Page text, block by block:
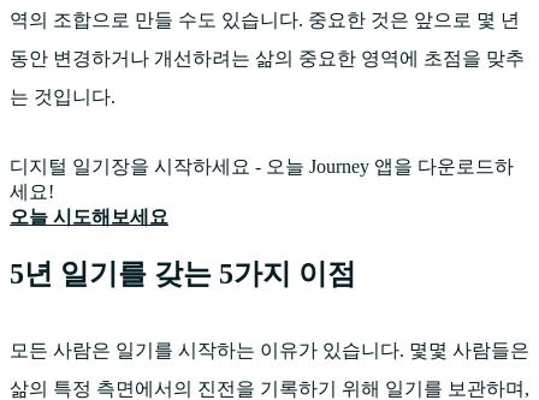
역의 조합으로 만들 수도 있습니다. 중요한 것은 앞으로 몇 년
동안 변경하거나 개선하려는 삶의 중요한 영역에 초점을 맞추
는 것입니다.
디지털 일기장을 시작하세요 - 오늘 Journey 앱을 다운로드하
세요!
오늘 시도해보세요
5년 일기를 갖는 5가지 이점
모든 사람은 일기를 시작하는 이유가 있습니다. 몇몇 사람들은
삶의 특정 측면에서의 진전을 기록하기 위해 일기를 보관하며,